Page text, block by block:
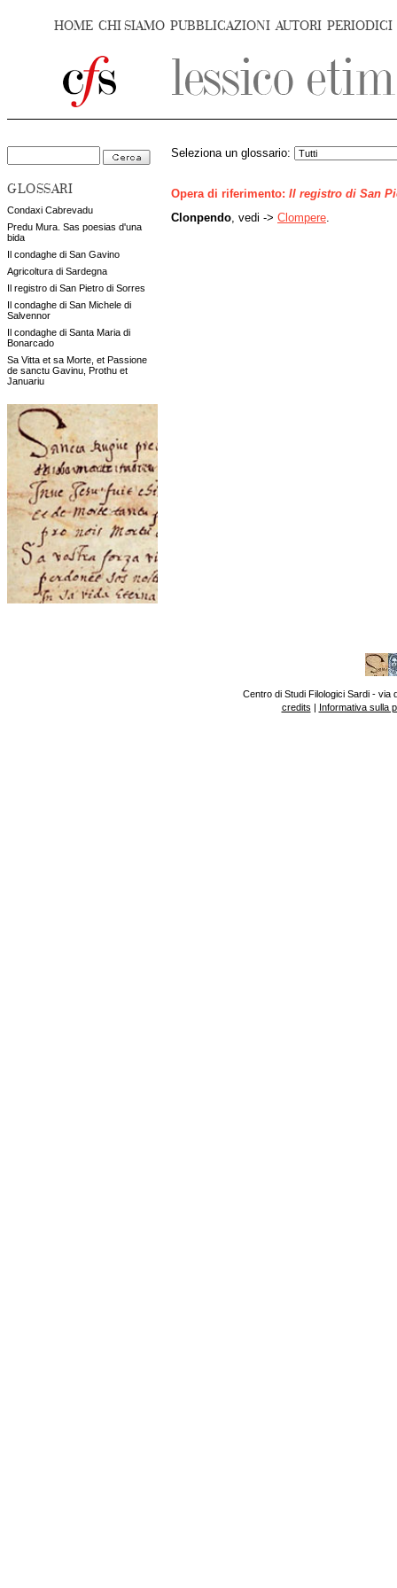
HOME CHI SIAMO PUBBLICAZIONI AUTORI PERIODICI
GLOSSARI
Condaxi Cabrevadu
Predu Mura. Sas poesias d'una
bida
Il condaghe di San Gavino
Agricoltura di Sardegna
Il registro di San Pietro di Sorres
Il condaghe di San Michele di
Salvennor
Il condaghe di Santa Maria di
Bonarcado
Sa Vitta et sa Morte, et Passione
de sanctu Gavinu, Prothu et
Januariu
Seleziona un glossario:
Opera di riferimento: Il registro di San
Clonpendo , vedi -> Clompere
Centro di Studi Filologici Sardi - via
credits | Informativa sulla